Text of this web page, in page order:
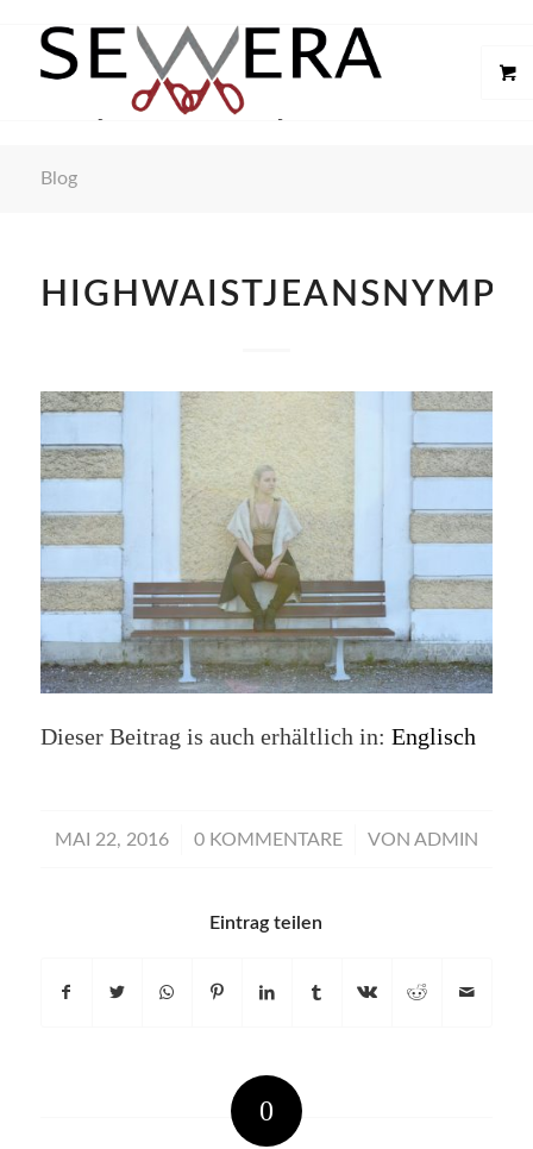
Blog
Dieser Beitrag is auch erhältlich in: Englisch
MAI 22, 2016
/ 0 KOMMENTARE
/ VON ADMIN
Eintrag teilen
0